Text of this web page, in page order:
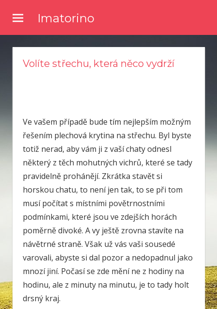
content
Imatorino
magazín.
Volíte střechu, která něco vydrží
Ve vašem případě bude tím nejlepším možným
řešením plechová krytina na střechu. Byl byste
totiž nerad, aby vám ji z vaší chaty odnesl
některý z těch mohutných vichrů, které se tady
pravidelně prohánějí. Zkrátka stavět si
horskou chatu, to není jen tak, to se při tom
musí počítat s místními povětrnostními
podmínkami, které jsou ve zdejších horách
poměrně divoké. A vy ještě zrovna stavíte na
návětrné straně. Však už vás vaši sousedé
varovali, abyste si dal pozor a nedopadnul jako
mnozí jiní. Počasí se zde mění ne z hodiny na
hodinu, ale z minuty na minutu, je to tady holt
drsný kraj.